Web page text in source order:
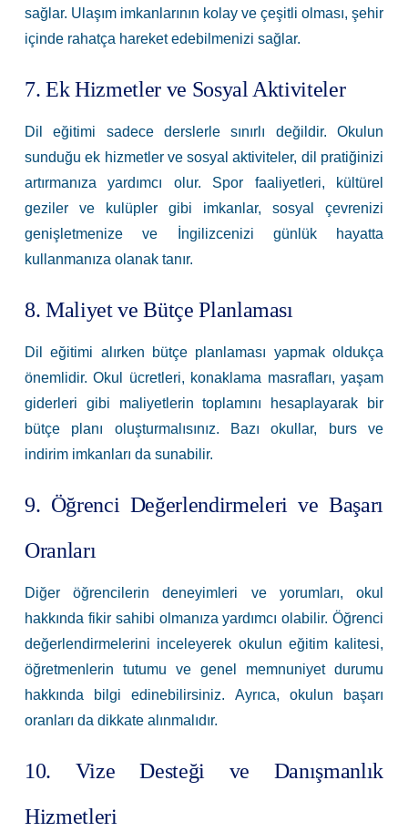
sağlar. Ulaşım imkanlarının kolay ve çeşitli olması, şehir
içinde rahatça hareket edebilmenizi sağlar.
7. Ek Hizmetler ve Sosyal Aktiviteler
Dil eğitimi sadece derslerle sınırlı değildir. Okulun
sunduğu ek hizmetler ve sosyal aktiviteler, dil pratiğinizi
artırmanıza yardımcı olur. Spor faaliyetleri, kültürel
geziler ve kulüpler gibi imkanlar, sosyal çevrenizi
genişletmenize ve İngilizcenizi günlük hayatta
kullanmanıza olanak tanır.
8. Maliyet ve Bütçe Planlaması
Dil eğitimi alırken bütçe planlaması yapmak oldukça
önemlidir. Okul ücretleri, konaklama masrafları, yaşam
giderleri gibi maliyetlerin toplamını hesaplayarak bir
bütçe planı oluşturmalısınız. Bazı okullar, burs ve
indirim imkanları da sunabilir.
9. Öğrenci Değerlendirmeleri ve Başarı
Oranları
Diğer öğrencilerin deneyimleri ve yorumları, okul
hakkında fikir sahibi olmanıza yardımcı olabilir. Öğrenci
değerlendirmelerini inceleyerek okulun eğitim kalitesi,
öğretmenlerin tutumu ve genel memnuniyet durumu
hakkında bilgi edinebilirsiniz. Ayrıca, okulun başarı
oranları da dikkate alınmalıdır.
10. Vize Desteği ve Danışmanlık
Hizmetleri